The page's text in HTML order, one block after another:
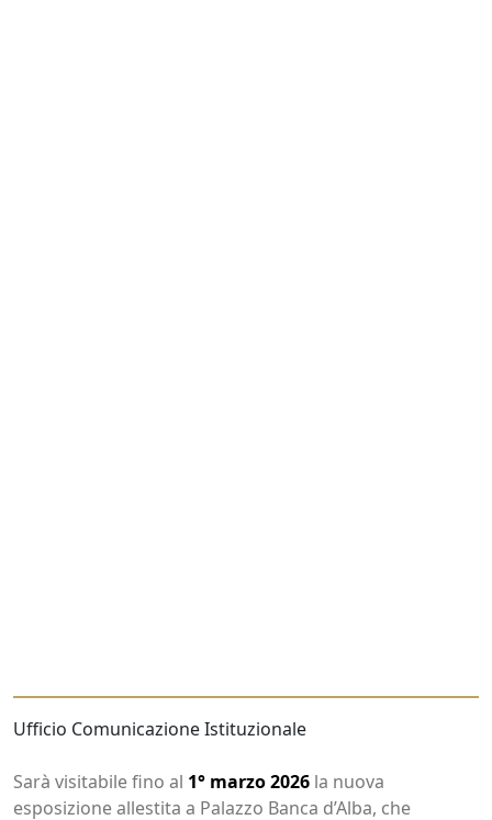
Ufficio Comunicazione Istituzionale
Sarà visitabile fino al 1° marzo 2026 la nuova
esposizione allestita a Palazzo Banca d’Alba, che